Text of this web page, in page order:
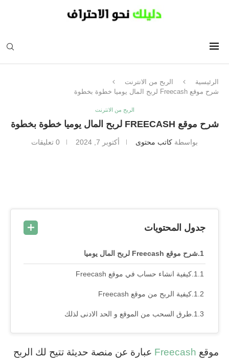
الرئيسية
الربح من الانترنت
شرح موقع Freecash لربح المال يوميا خطوة بخطوة
الربح من الانترنت
شرح موقع FREECASH لربح المال يوميا خطوة بخطوة
بواسطة كاتب محتوى أكتوبر 7, 2024 0 تعليقات
جدول المحتويات
شرح موقع Freecash لربح المال يوميا
كيفية انشاء حساب في موقع Freecash
كيفية الربح من موقع Freecash
طرق السحب من الموقع و الحد الادنى لذلك
موقع Freecash عبارة عن منصة حديثة تتيح لك الربح